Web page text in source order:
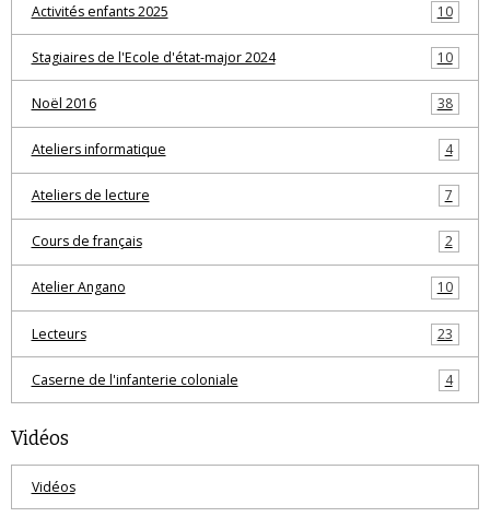
Activités enfants 2025 10
Stagiaires de l'Ecole d'état-major 2024 10
Noël 2016 38
Ateliers informatique 4
Ateliers de lecture 7
Cours de français 2
Atelier Angano 10
Lecteurs 23
Caserne de l'infanterie coloniale 4
Vidéos
Vidéos